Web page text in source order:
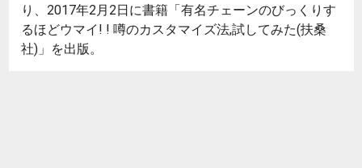
り、2017年2月2日に書籍「有名チェーンのびっくりす
るほどウマイ! ! 噂のカスタマイズ法,試してみた(扶桑
社)」を出版。